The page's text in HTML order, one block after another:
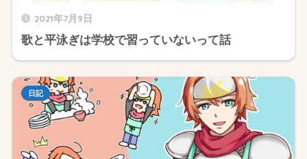
2021年7月9日
歌と平泳ぎは学校で習っていないって話
日記